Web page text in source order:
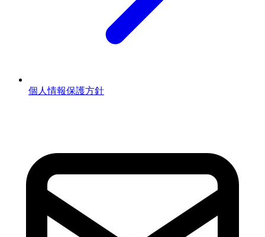
個人情報保護方針